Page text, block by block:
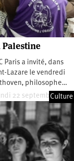
Palestine
Paris a invité, dans
Lazare le vendredi
philosophe…
22 septembre 2025
Culture